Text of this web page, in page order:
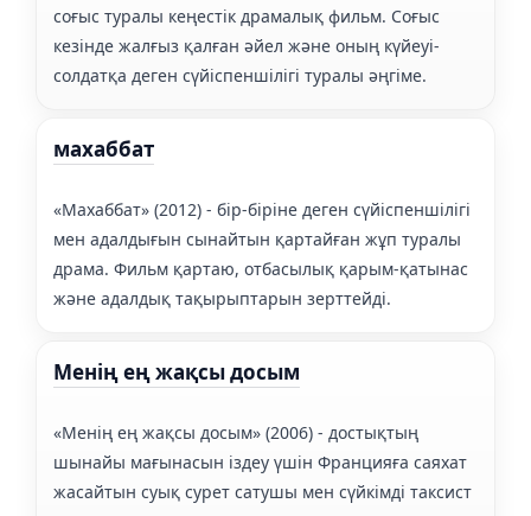
соғыс туралы кеңестік драмалық фильм. Соғыс
кезінде жалғыз қалған әйел және оның күйеуі-
солдатқа деген сүйіспеншілігі туралы әңгіме.
махаббат
«Махаббат» (2012) - бір-біріне деген сүйіспеншілігі
мен адалдығын сынайтын қартайған жұп туралы
драма. Фильм қартаю, отбасылық қарым-қатынас
және адалдық тақырыптарын зерттейді.
Менің ең жақсы досым
«Менің ең жақсы досым» (2006) - достықтың
шынайы мағынасын іздеу үшін Францияға саяхат
жасайтын суық сурет сатушы мен сүйкімді таксист